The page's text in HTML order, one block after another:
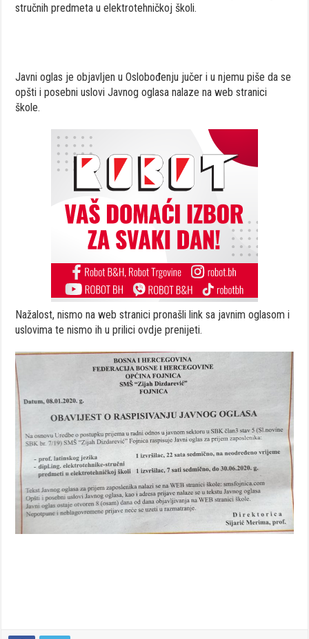
stručnih predmeta u elektrotehničkoj školi.
Javni oglas je objavljen u Oslobođenju jučer i u njemu piše da se
opšti i posebni uslovi Javnog oglasa nalaze na web stranici
škole.
Nažalost, nismo na web stranici pronašli link sa javnim oglasom i
uslovima te nismo ih u prilici ovdje prenijeti.